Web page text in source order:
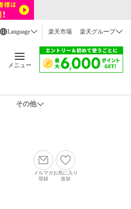
Language 楽天市場 楽天グループ
メニュー
その他
メルマガ
登録
お気に入り
追加